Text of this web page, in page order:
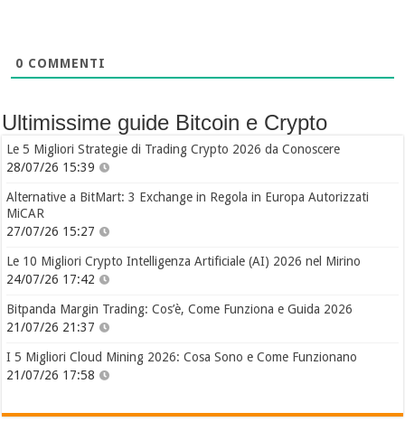
0 COMMENTI
Ultimissime guide Bitcoin e Crypto
Le 5 Migliori Strategie di Trading Crypto 2026 da Conoscere
28/07/26 15:39
Alternative a BitMart: 3 Exchange in Regola in Europa Autorizzati
MiCAR
27/07/26 15:27
Le 10 Migliori Crypto Intelligenza Artificiale (AI) 2026 nel Mirino
24/07/26 17:42
Bitpanda Margin Trading: Cos’è, Come Funziona e Guida 2026
21/07/26 21:37
I 5 Migliori Cloud Mining 2026: Cosa Sono e Come Funzionano
21/07/26 17:58